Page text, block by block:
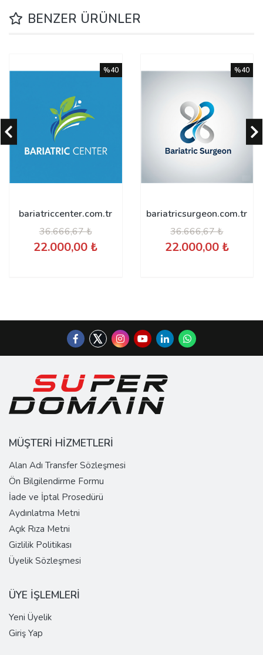
BENZER ÜRÜNLER
bariatriccenter.com.tr
36.666,67 ₺
22.000,00 ₺
%40
bariatricsurgeon.com.tr
36.666,67 ₺
22.000,00 ₺
%40
MÜŞTERİ HİZMETLERİ
Alan Adı Transfer Sözleşmesi
Ön Bilgilendirme Formu
İade ve İptal Prosedürü
Aydınlatma Metni
Açık Rıza Metni
Gizlilik Politikası
Üyelik Sözleşmesi
ÜYE İŞLEMLERİ
Yeni Üyelik
Giriş Yap